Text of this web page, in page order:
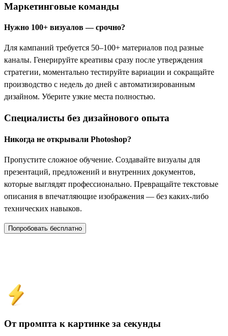
Маркетинговые команды
Нужно 100+ визуалов — срочно?
Для кампаний требуется 50–100+ материалов под разные
каналы. Генерируйте креативы сразу после утверждения
стратегии, моментально тестируйте вариации и сокращайте
производство с недель до дней с автоматизированным
дизайном. Уберите узкие места полностью.
Специалисты без дизайнового опыта
Никогда не открывали Photoshop?
Пропустите сложное обучение. Создавайте визуалы для
презентаций, предложений и внутренних документов,
которые выглядят профессионально. Превращайте текстовые
описания в впечатляющие изображения — без каких‑либо
технических навыков.
Попробовать бесплатно
От промпта к картинке за секунды